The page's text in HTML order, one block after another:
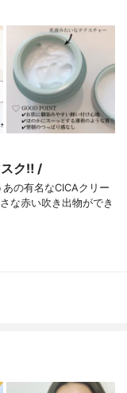
ク‼︎ /
の有名なCICAクリー
な赤い吹き出物ができ